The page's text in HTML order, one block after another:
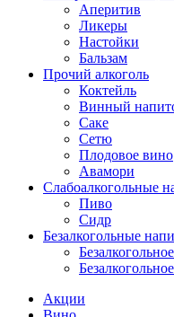
Аперитив
Ликеры
Настойки
Бальзам
Прочий алкоголь
Коктейль
Винный
Саке
Сетю
Плодовое вино
Авамори
Слабоалкогольные
Пиво
Сидр
Безалкогольные
Акции